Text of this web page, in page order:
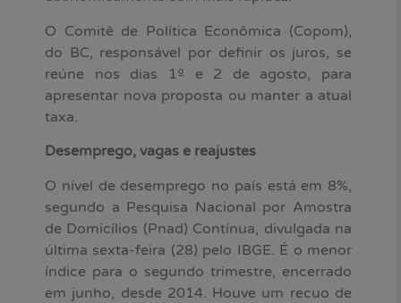
O Comitê de Política Econômica (Copom),
do BC, responsável por definir os juros, se
reúne nos dias 1º e 2 de agosto, para
apresentar nova proposta ou manter a atual
taxa.
Desemprego, vagas e reajustes
O nível de desemprego no país está em 8%,
segundo a Pesquisa Nacional por Amostra
de Domicílios (Pnad) Contínua, divulgada na
última sexta-feira (28) pelo IBGE. É o menor
índice para o segundo trimestre, encerrado
em junho, desde 2014. Houve um recuo de